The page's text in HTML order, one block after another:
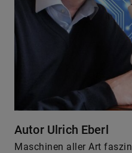
Autor Ulrich Eberl
Maschinen aller Art